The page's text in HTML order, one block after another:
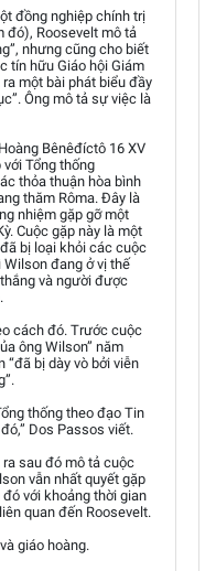
đồng nghiệp chính trị
đó), Roosevelt mô tả
nhưng cũng cho biết
tín hữu Giáo hội Giám
một bài phát biểu đầy
Ông mô tả sự việc là
Bênêđíctô 16 XV
Tổng thống
thỏa thuận hòa bình
thăm Rôma. Đây là
nhiệm gặp gỡ một
Cuộc gặp này là một
bị loại khỏi các cuộc
đang ở vị thế
và người được
cách đó. Trước cuộc
ông Wilson” năm
“đã bị dày vò bởi viễn
thống theo đạo Tin
Dos Passos viết.
sau đó mô tả cuộc
vẫn nhất quyết gặp
với khoảng thời gian
quan đến Roosevelt.
giáo hoàng.